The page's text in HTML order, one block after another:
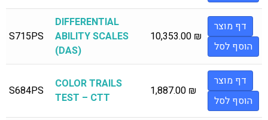
S715PS
DIFFERENTIAL
ABILITY SCALES
(DAS)
10,353.00 ₪
דף מוצר
הוסף לסל
S684PS
COLOR TRAILS
TEST – CTT
1,887.00 ₪
דף מוצר
הוסף לסל